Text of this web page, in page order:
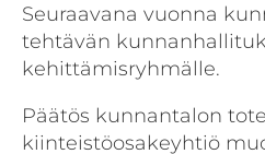
Seuraavana vuonna
tehtävän
kehittämisryhmälle.
Päätös kunnantalon
kiinteistöosakeyhtiö